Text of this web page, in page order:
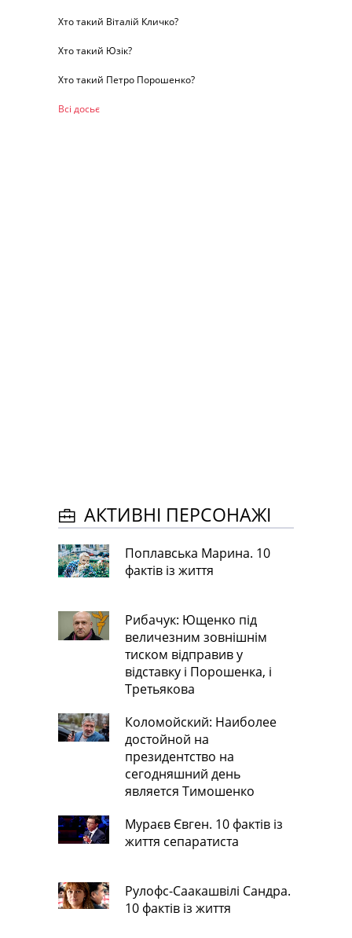
Хто такий Віталій Кличко?
Хто такий Юзік?
Хто такий Петро Порошенко?
Всі досьє
АКТИВНІ ПЕРСОНАЖІ
Поплавська Марина. 10
фактів із життя
Рибачук: Ющенко під
величезним зовнішнім
тиском відправив у
відставку і Порошенка, і
Третьякова
Коломойский: Наиболее
достойной на
президентство на
сегодняшний день
является Тимошенко
Мураєв Євген. 10 фактів із
життя сепаратиста
Рулофс-Саакашвілі Сандра.
10 фактів із життя